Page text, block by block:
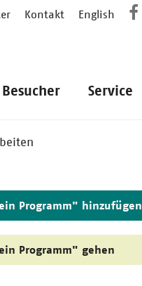
Kontakt English
Besucher Service
Programm" hinzufügen
Programm" gehen